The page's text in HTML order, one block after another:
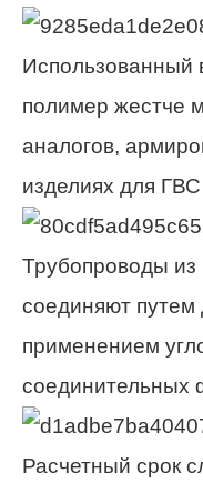
Использованный
полимер жестче
аналогов,
изделиях для ГВС
Трубопроводы
соединяют
применением
соединительных
Расчетный срок